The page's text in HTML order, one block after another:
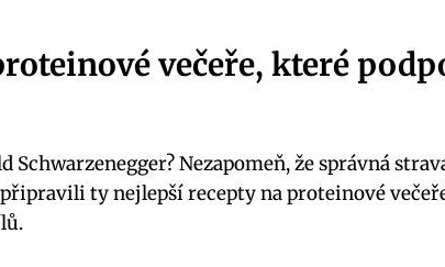
večeře, které
Schwarzenegger? Nezapomeň, že správná
ty nejlepší recepty na proteinové